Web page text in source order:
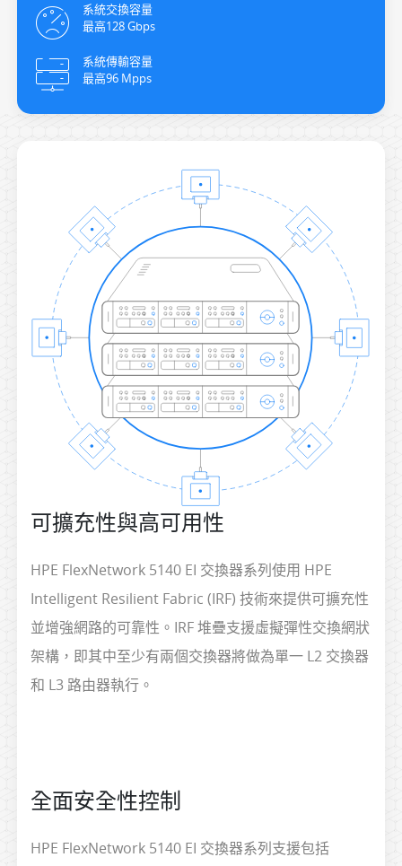
系統交換容量
最高128 Gbps
系統傳輸容量
最高96 Mpps
可擴充性與高可用性
HPE FlexNetwork 5140 EI 交換器系列使用 HPE
Intelligent Resilient Fabric (IRF) 技術來提供可擴充性
並增強網路的可靠性。IRF 堆疊支援虛擬彈性交換網狀
架構，即其中至少有兩個交換器將做為單一 L2 交換器
和 L3 路由器執行。
全面安全性控制
HPE FlexNetwork 5140 EI 交換器系列支援包括